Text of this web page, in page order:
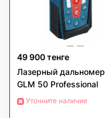
49 900 тенге
Лазерный дальномер
GLM 50 Professional
Уточните наличие